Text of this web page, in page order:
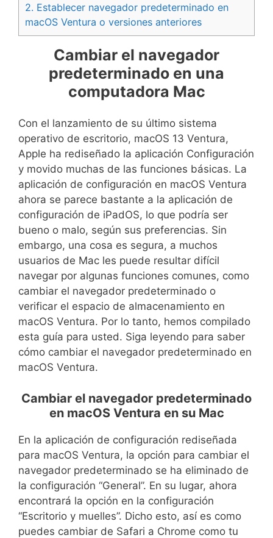
2. Establecer navegador predeterminado en
macOS Ventura o versiones anteriores
Cambiar el navegador
predeterminado en una
computadora Mac
Con el lanzamiento de su último sistema
operativo de escritorio, macOS 13 Ventura,
Apple ha rediseñado la aplicación Configuración
y movido muchas de las funciones básicas. La
aplicación de configuración en macOS Ventura
ahora se parece bastante a la aplicación de
configuración de iPadOS, lo que podría ser
bueno o malo, según sus preferencias. Sin
embargo, una cosa es segura, a muchos
usuarios de Mac les puede resultar difícil
navegar por algunas funciones comunes, como
cambiar el navegador predeterminado o
verificar el espacio de almacenamiento en
macOS Ventura. Por lo tanto, hemos compilado
esta guía para usted. Siga leyendo para saber
cómo cambiar el navegador predeterminado en
macOS Ventura.
Cambiar el navegador predeterminado
en macOS Ventura en su Mac
En la aplicación de configuración rediseñada
para macOS Ventura, la opción para cambiar el
navegador predeterminado se ha eliminado de
la configuración “General”. En su lugar, ahora
encontrará la opción en la configuración
“Escritorio y muelles”. Dicho esto, así es como
puedes cambiar de Safari a Chrome como tu